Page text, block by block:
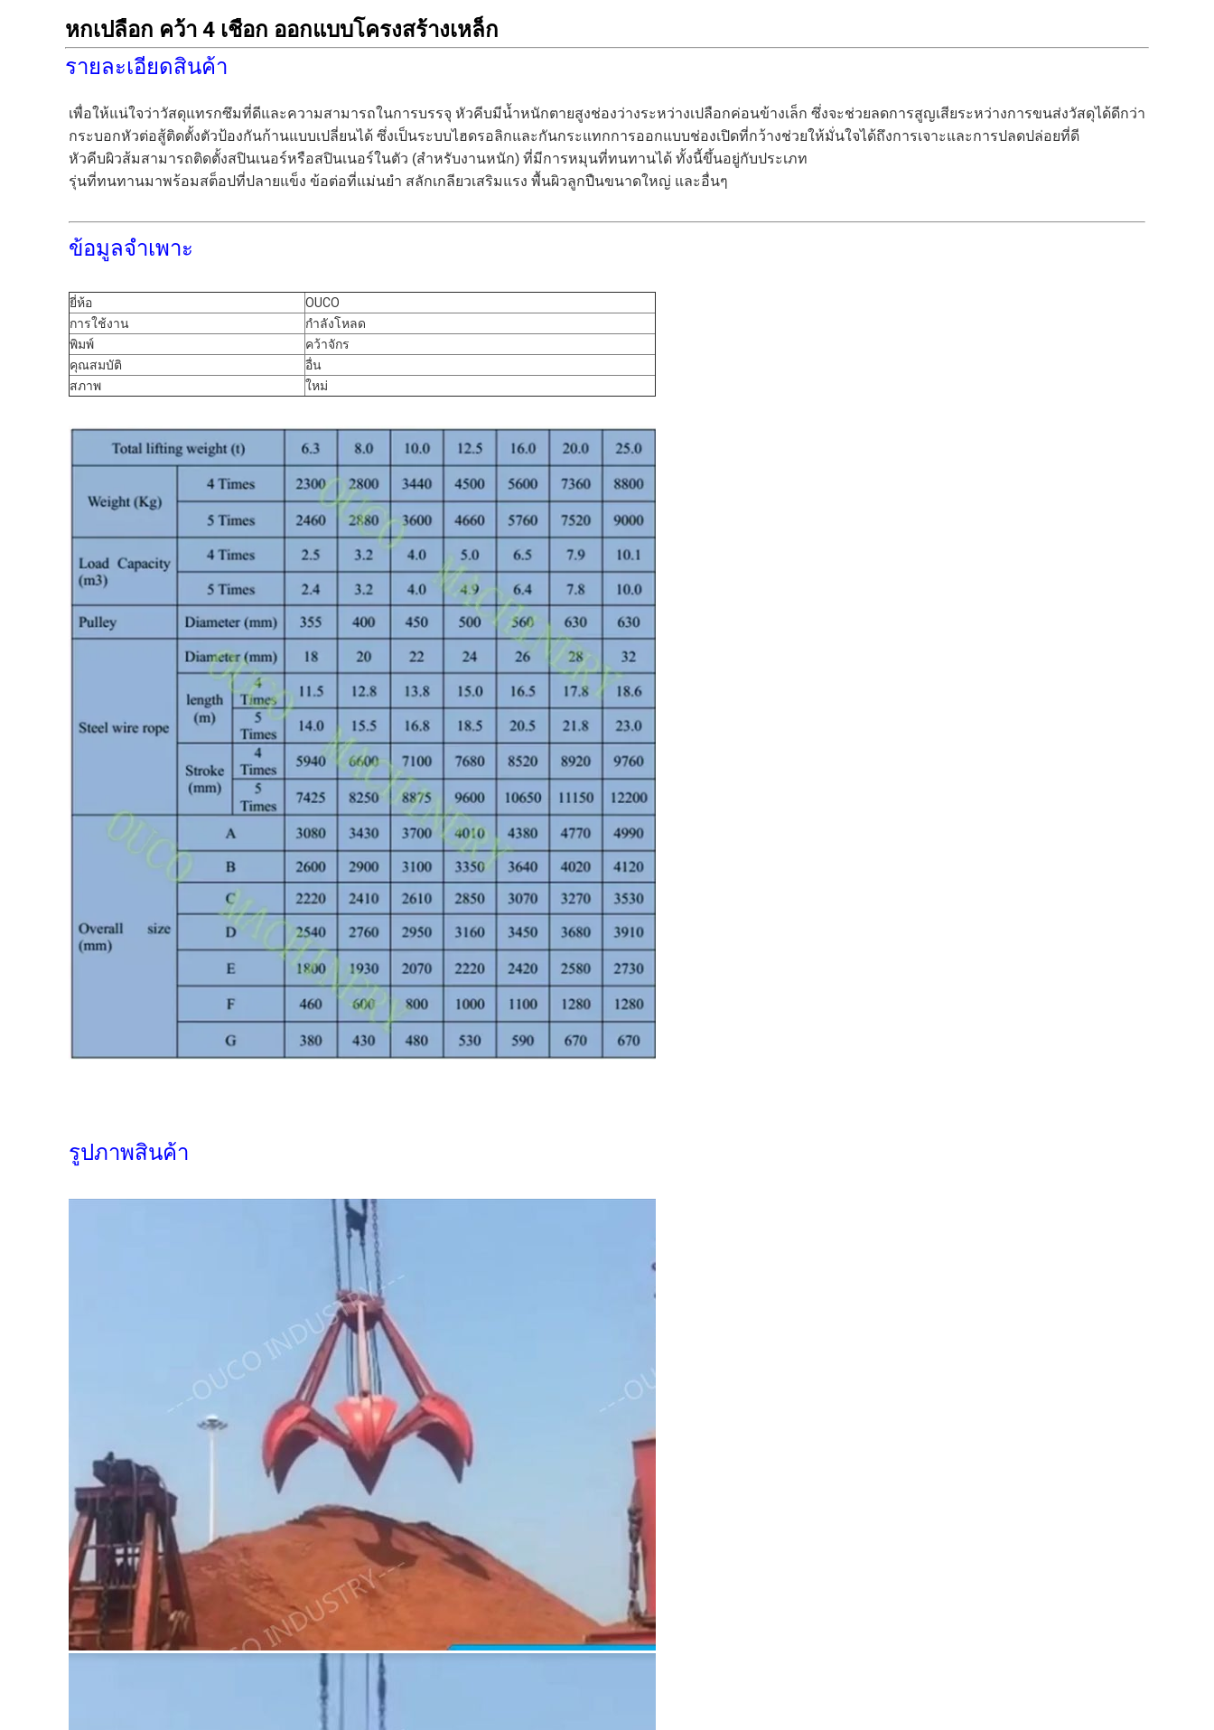
หกเปลือก คว้า 4 เชือก ออกแบบโครงสร้างเหล็ก
รายละเอียดสินค้า
เพื่อให้แน่ใจว่าวัสดุแทรกซึมที่ดีและความสามารถในการบรรจุ หัวคีบมีน้ำหนักตายสูงช่องว่างระหว่างเปลือกค่อนข้างเล็ก ซึ่งจะช่วยลดการสูญเสียระหว่างการขนส่งวัสดุได้ดีกว่า
กระบอกหัวต่อสู้ติดตั้งตัวป้องกันก้านแบบเปลี่ยนได้ ซึ่งเป็นระบบไฮดรอลิกและกันกระแทกการออกแบบช่องเปิดที่กว้างช่วยให้มั่นใจได้ถึงการเจาะและการปลดปล่อยที่ดี
หัวคีบผิวส้มสามารถติดตั้งสปินเนอร์หรือสปินเนอร์ในตัว (สำหรับงานหนัก) ที่มีการหมุนที่ทนทานได้ ทั้งนี้ขึ้นอยู่กับประเภท
รุ่นที่ทนทานมาพร้อมสต็อปที่ปลายแข็ง ข้อต่อที่แม่นยำ สลักเกลียวเสริมแรง พื้นผิวลูกปืนขนาดใหญ่ และอื่นๆ
ข้อมูลจำเพาะ
ยี่ห้อ
OUCO
การใช้งาน
กำลังโหลด
พิมพ์
คว้าจักร
คุณสมบัติ
อื่น
สภาพ
ใหม่
รูปภาพสินค้า